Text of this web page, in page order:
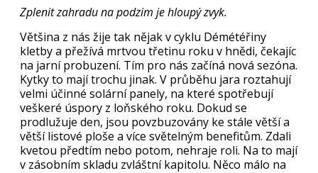
Zplenit zahradu na podzim je hloupý zvyk.
Většina z nás žije tak nějak v cyklu Démétéřiny
kletby a přežívá mrtvou třetinu roku v hnědi, čekajíc
na jarní probuzení. Tím pro nás začíná nová sezóna.
Kytky to mají trochu jinak. V průběhu jara roztahují
velmi účinné solární panely, na které spotřebují
veškeré úspory z loňského roku. Dokud se
prodlužuje den, jsou povzbuzovány ke stále větší a
větší listové ploše a více světelným benefitům. Zdali
kvetou předtím nebo potom, nehraje roli. Na to mají
v zásobním skladu zvláštní kapitolu. Něco málo na